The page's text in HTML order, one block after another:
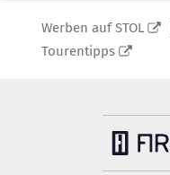
Werben auf STOL
Tourentipps